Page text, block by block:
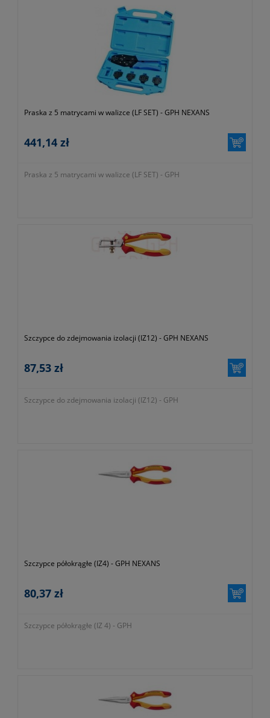
Praska z 5 matrycami w walizce (LF SET) - GPH NEXANS
441,14 zł
Praska z 5 matrycami w walizce (LF SET) - GPH
Szczypce do zdejmowania izolacji (IZ12) - GPH NEXANS
87,53 zł
Szczypce do zdejmowania izolacji (IZ12) - GPH
Szczypce półokrągłe (IZ4) - GPH NEXANS
80,37 zł
Szczypce półokrągłe (IZ 4) - GPH